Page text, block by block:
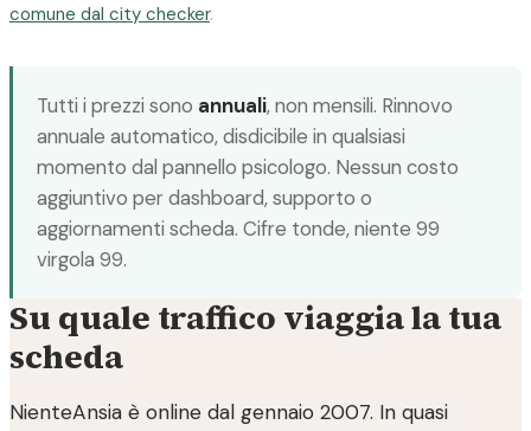
comune dal city checker.
Tutti i prezzi sono annuali, non mensili. Rinnovo
annuale automatico, disdicibile in qualsiasi
momento dal pannello psicologo. Nessun costo
aggiuntivo per dashboard, supporto o
aggiornamenti scheda. Cifre tonde, niente 99
virgola 99.
Su quale traffico viaggia la tua
scheda
NienteAnsia è online dal gennaio 2007. In quasi